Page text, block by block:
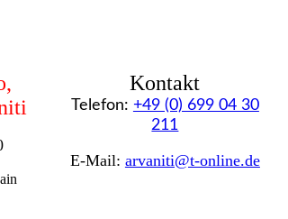
Kontakt
Telefon: +49 (0) 699 04 30
211
E-Mail: arvaniti@t-online.de